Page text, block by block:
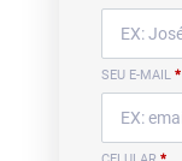
SEU E-MAIL *